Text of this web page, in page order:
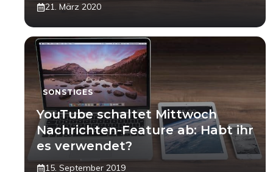
21. März 2020
SONSTIGES
YouTube schaltet Mittwoch
Nachrichten-Feature ab: Habt ihr
es verwendet?
15. September 2019